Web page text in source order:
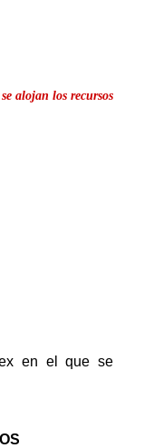
alojan los recursos
en el que se